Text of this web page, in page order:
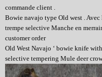
commande client .
Bowie navajo type Old west .
trempe selective Manche en
customer order
Old West Navajo ‘ bowie knife
selective tempering Mule deer